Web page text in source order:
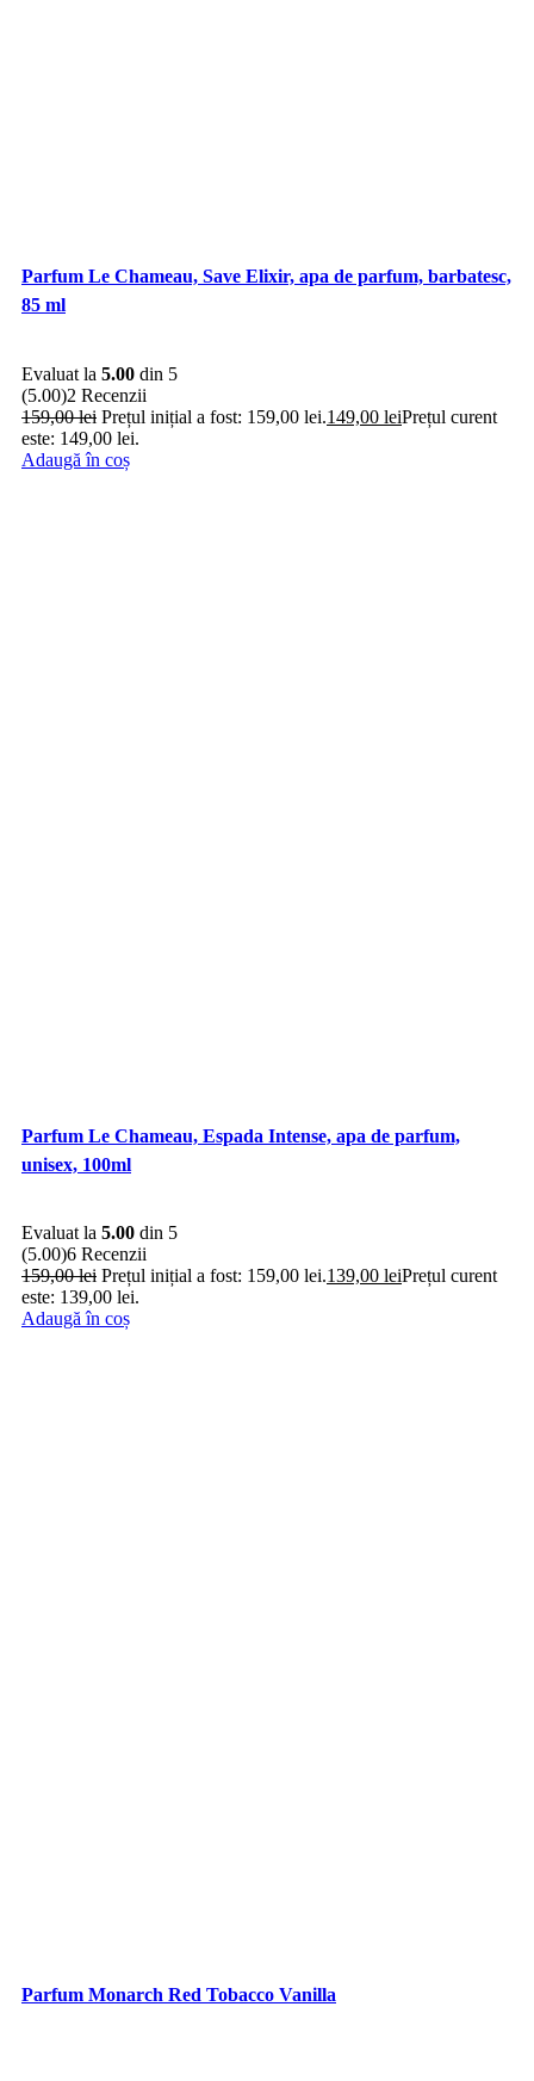
Parfum Le Chameau, Save Elixir, apa de parfum, barbatesc,
85 ml
Evaluat la 5.00 din 5
(5.00)2 Recenzii
159,00lei Prețul inițial a fost: 159,00 lei.149,00 leiPrețul curent
este: 149,00 lei.
Adaugă în coș
Parfum Le Chameau, Espada Intense, apa de parfum,
unisex, 100ml
Evaluat la 5.00 din 5
(5.00)6 Recenzii
159,00lei Prețul inițial a fost: 159,00 lei.139,00 leiPrețul curent
este: 139,00 lei.
Adaugă în coș
Parfum Monarch Red Tobacco Vanilla